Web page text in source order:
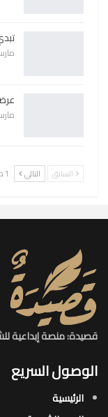
مارس
مارس
السابق التالي 1 من 13٬790
قصيدة: منصة إبداعية
الوصول السريع
الرئيسية